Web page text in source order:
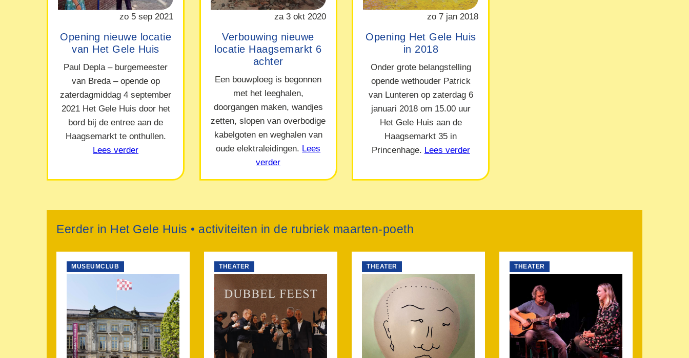
zo 5 sep 2021
Opening nieuwe locatie
van Het Gele Huis
Paul Depla – burgemeester
van Breda – opende op
zaterdagmiddag 4 september
2021 Het Gele Huis door het
bord bij de entree aan de
Haagsemarkt te onthullen.
Lees verder
za 3 okt 2020
Verbouwing nieuwe
locatie Haagsemarkt 6
achter
Een bouwploeg is begonnen
met het leeghalen,
doorgangen maken, wandjes
zetten, slopen van overbodige
kabelgoten en weghalen van
oude elektraleidingen. Lees
verder
zo 7 jan 2018
Opening Het Gele Huis
in 2018
Onder grote belangstelling
opende wethouder Patrick
van Lunteren op zaterdag 6
januari 2018 om 15.00 uur
Het Gele Huis aan de
Haagsemarkt 35 in
Princenhage. Lees verder
Eerder in Het Gele Huis • activiteiten in de rubriek maarten-poeth
MUSEUMCLUB THEATER THEATER THEATER